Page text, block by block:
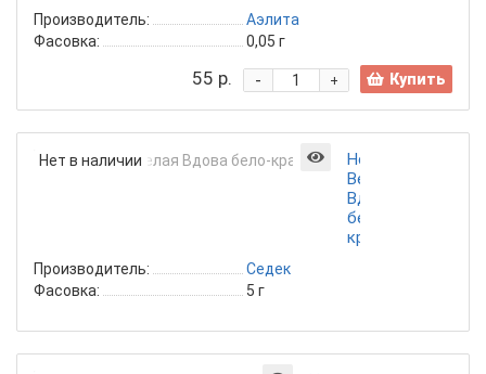
Производитель:
Аэлита
Фасовка:
0,05 г
55 р. +
- Купить
Нет в наличии
Немезия
Веселая
Вдова
бело-
красная
Производитель:
Седек
Фасовка:
5 г